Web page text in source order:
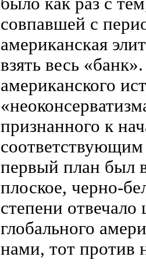
совпавшей с
американская
взять весь
американского
признанного к
первый план был
плоское, черно-
степени
глобального
нами, тот против